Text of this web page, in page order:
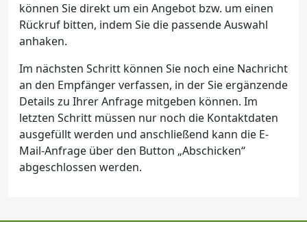
können Sie direkt um ein Angebot bzw. um einen
Rückruf bitten, indem Sie die passende Auswahl
anhaken.
Im nächsten Schritt können Sie noch eine Nachricht
an den Empfänger verfassen, in der Sie ergänzende
Details zu Ihrer Anfrage mitgeben können. Im
letzten Schritt müssen nur noch die Kontaktdaten
ausgefüllt werden und anschließend kann die E-
Mail-Anfrage über den Button „Abschicken“
abgeschlossen werden.